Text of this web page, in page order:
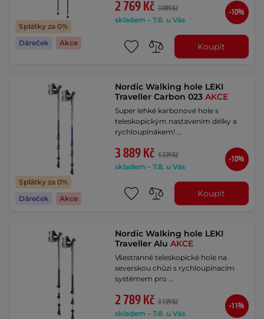
Splátky za 0%
Dáreček
Akce
2 769 Kč 3 089 Kč
skladem – 7.8. u Vás
-10%
Koupit
Splátky za 0%
Dáreček
Akce
Nordic Walking hole LEKI
Traveller Carbon 023AKCE
Super lehké karbonové hole s
teleskopickým nastavením délky a
rychloupínákem! …
3 889 Kč 4 339 Kč
skladem – 7.8. u Vás
-10%
Koupit
Nordic Walking hole LEKI
Traveller AluAKCE
Všestranné teleskopické hole na
severskou chůzi s rychloupínacím
systémem pro …
2 789 Kč 3 139 Kč
skladem – 7.8. u Vás
-11%